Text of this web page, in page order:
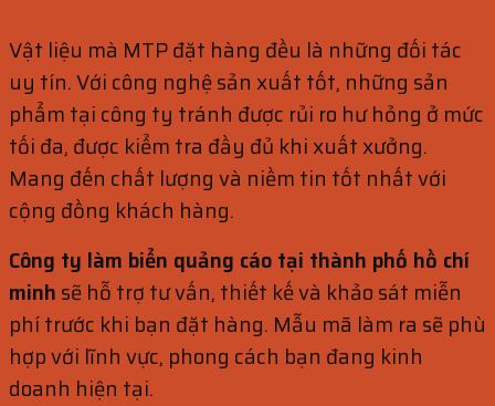
Vật liệu mà MTP đặt hàng đều là những đối tác
uy tín. Với công nghệ sản xuất tốt, những sản
phẩm tại công ty tránh được rủi ro hư hỏng ở mức
tối đa, được kiểm tra đầy đủ khi xuất xưởng.
Mang đến chất lượng và niềm tin tốt nhất với
cộng đồng khách hàng.
Công ty làm biển quảng cáo tại thành phố hồ chí
minh sẽ hỗ trợ tư vấn, thiết kế và khảo sát miễn
phí trước khi bạn đặt hàng. Mẫu mã làm ra sẽ phù
hợp với lĩnh vực, phong cách bạn đang kinh
doanh hiện tại.